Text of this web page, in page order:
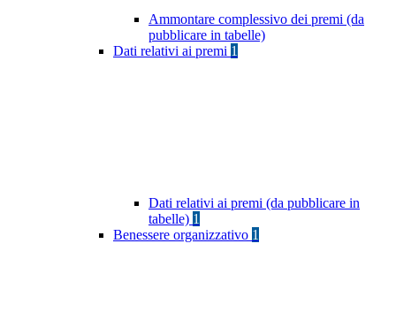
Ammontare complessivo dei premi (da
pubblicare in tabelle)
Dati relativi ai premi 1
Dati relativi ai premi (da pubblicare in
tabelle) 1
Benessere organizzativo 1